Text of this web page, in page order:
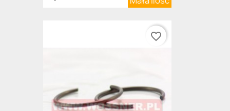
favorite_border